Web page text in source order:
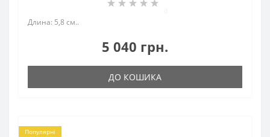
Длина: 5,8 см..
5 040 грн.
ДО КОШИКА
Популярні